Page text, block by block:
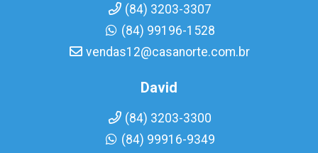
(84) 3203-3307
(84) 99196-1528
vendas12@casanorte.com.br
David
(84) 3203-3300
(84) 99916-9349